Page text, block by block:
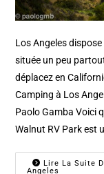
Los Angeles
située un peu
déplacez en
Camping à Los
Paolo Gamba Voici
Walnut RV Park est
Lire La Suite
Angeles